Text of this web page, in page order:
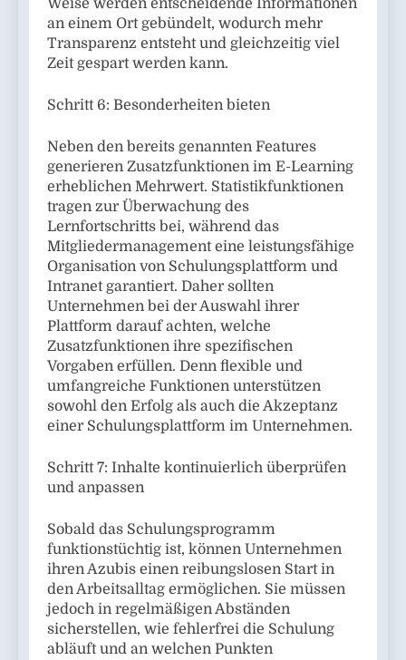
Weise werden entscheidende Informationen
an einem Ort gebündelt, wodurch mehr
Transparenz entsteht und gleichzeitig viel
Zeit gespart werden kann.
Schritt 6: Besonderheiten bieten
Neben den bereits genannten Features
generieren Zusatzfunktionen im E-Learning
erheblichen Mehrwert. Statistikfunktionen
tragen zur Überwachung des
Lernfortschritts bei, während das
Mitgliedermanagement eine leistungsfähige
Organisation von Schulungsplattform und
Intranet garantiert. Daher sollten
Unternehmen bei der Auswahl ihrer
Plattform darauf achten, welche
Zusatzfunktionen ihre spezifischen
Vorgaben erfüllen. Denn flexible und
umfangreiche Funktionen unterstützen
sowohl den Erfolg als auch die Akzeptanz
einer Schulungsplattform im Unternehmen.
Schritt 7: Inhalte kontinuierlich überprüfen
und anpassen
Sobald das Schulungsprogramm
funktionstüchtig ist, können Unternehmen
ihren Azubis einen reibungslosen Start in
den Arbeitsalltag ermöglichen. Sie müssen
jedoch in regelmäßigen Abständen
sicherstellen, wie fehlerfrei die Schulung
abläuft und an welchen Punkten